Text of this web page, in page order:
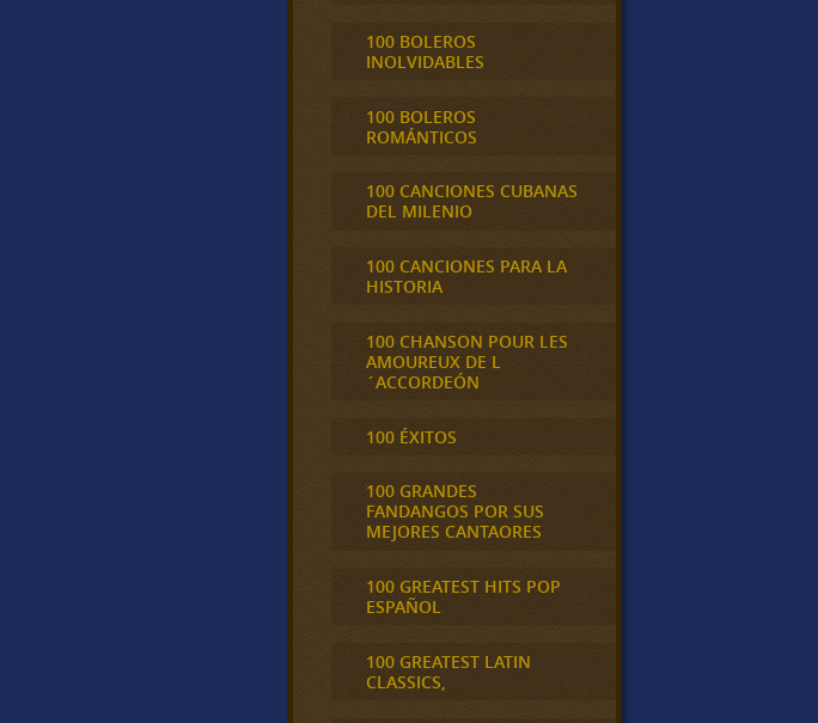
100 BOLEROS
INOLVIDABLES
100 BOLEROS
ROMÁNTICOS
100 CANCIONES CUBANAS
DEL MILENIO
100 CANCIONES PARA LA
HISTORIA
100 CHANSON POUR LES
AMOUREUX DE L
´ACCORDEÓN
100 ÉXITOS
100 GRANDES
FANDANGOS POR SUS
MEJORES CANTAORES
100 GREATEST HITS POP
ESPAÑOL
100 GREATEST LATIN
CLASSICS,